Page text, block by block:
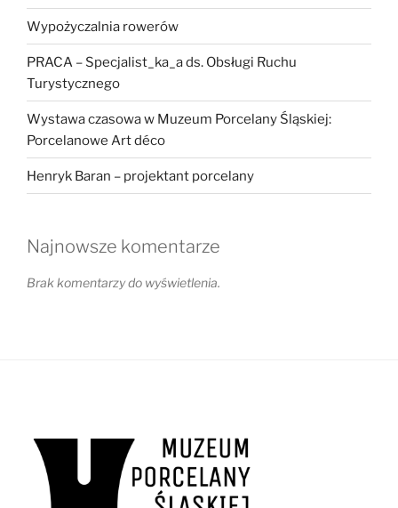
Wypożyczalnia rowerów
PRACA – Specjalist_ka_a ds. Obsługi Ruchu
Turystycznego
Wystawa czasowa w Muzeum Porcelany Śląskiej:
Porcelanowe Art déco
Henryk Baran – projektant porcelany
Najnowsze komentarze
Brak komentarzy do wyświetlenia.